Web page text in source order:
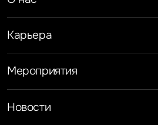
Складская недвижимость
Торговая недвижимость
Стратегический консалтинг
Исследования и аналитика
Оценка
Управление проектами
Карьера
Мероприятия
Новости